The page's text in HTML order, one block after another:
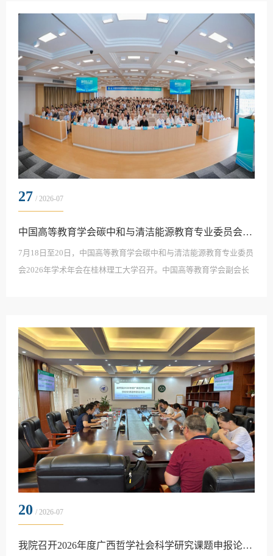
题，为学生动态就业、主动就业提供了新思路。课程经历系列自编
教材筑基、思政引领双创教育、奔赴社会实践、人工智能...
27 / 2026-07
中国高等教育学会碳中和与清洁能源教育专业委员会2026年学术年会在我校顺利举办
7月18日至20日，中国高等教育学会碳中和与清洁能源教育专业委员
会2026年学术年会在桂林理工大学召开。中国高等教育学会副会长
委常委、副校长曾繁荣出席会议。北京化工大学副校长梁永图，北
京工商大学副校长邓祥征，中国人民大学生态环境学院...
20 / 2026-07
我院召开2026年度广西哲学社会科学研究课题申报论证会